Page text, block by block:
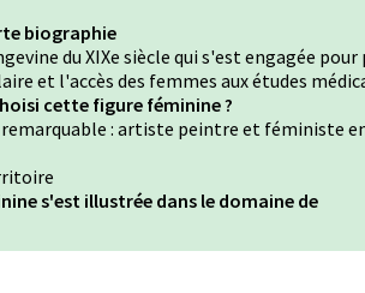
biographie
du XIXe siècle qui s'est engagée pour
et l'accès des femmes aux études
cette figure féminine ?
: artiste peintre et féministe
s'est illustrée dans le domaine de